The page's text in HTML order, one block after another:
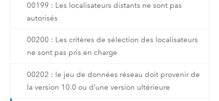
00199 : Les localisateurs distants ne sont pas
autorisés
00200 : Les critères de sélection des localisateurs
ne sont pas pris en charge
00202 : le jeu de données réseau doit provenir de
la version 10.0 ou d’une version ultérieure